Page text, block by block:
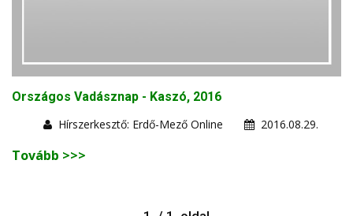
Országos Vadásznap - Kaszó, 2016
Hírszerkesztő: Erdő-Mező Online
2016.08.29.
Tovább >>>